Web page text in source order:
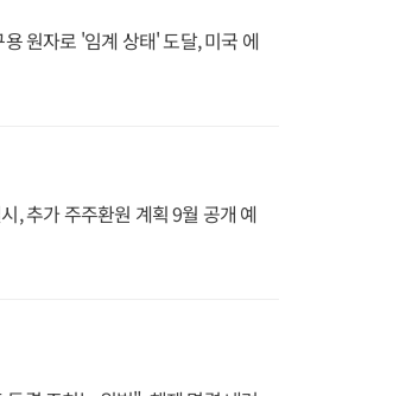
원자로 '임계 상태' 도달, 미국 에
, 추가 주주환원 계획 9월 공개 예